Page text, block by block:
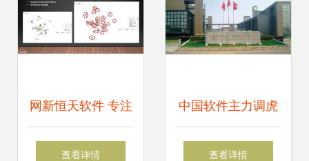
网新恒天软件 专注
离岸开发与脱碳的
查看详情
中国软件主力调虎
离山，软件外包服
查看详情